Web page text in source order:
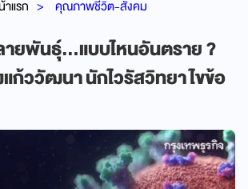
แรก คุณภาพชีวิต-สังคม
ายพันธุ์...แบบไหนอันตราย ?
ก้ววัฒนา นักไวรัสวิทยา ไขข้อ